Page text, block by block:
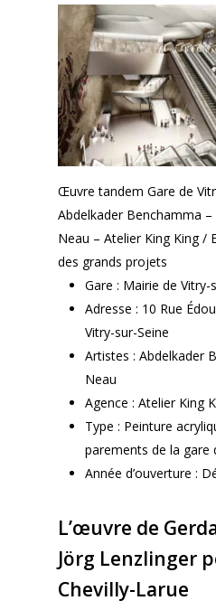
Œuvre tandem Gare de
Abdelkader Benchamma –
Neau – Atelier King King /
des grands projets
Gare : Mairie de Vitry-
Adresse : 10 Rue
Vitry-sur-Seine
Artistes : Abdelkader
Neau
Agence : Atelier King
Type : Peinture
parements de la gare
Année d’ouverture :
L’œuvre de
Jörg Lenzlinger
Chevilly-Larue